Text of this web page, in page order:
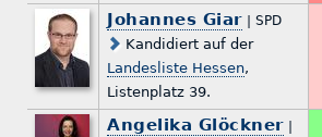
Johannes Giar| SPD
Kandidiert auf der
Landesliste Hessen,
Listenplatz 39.
Angelika Glöckner|